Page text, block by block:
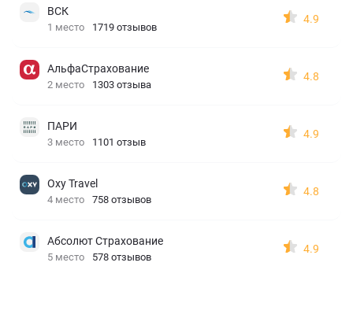
ВСК
1 место 1719 отзывов
4.9
АльфаСтрахование
2 место 1303 отзыва
4.8
ПАРИ
3 место 1101 отзыв
4.9
Oxy Travel
4 место 758 отзывов
4.8
Абсолют Страхование
5 место 578 отзывов
4.9